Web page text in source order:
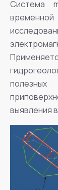
Система
выявления